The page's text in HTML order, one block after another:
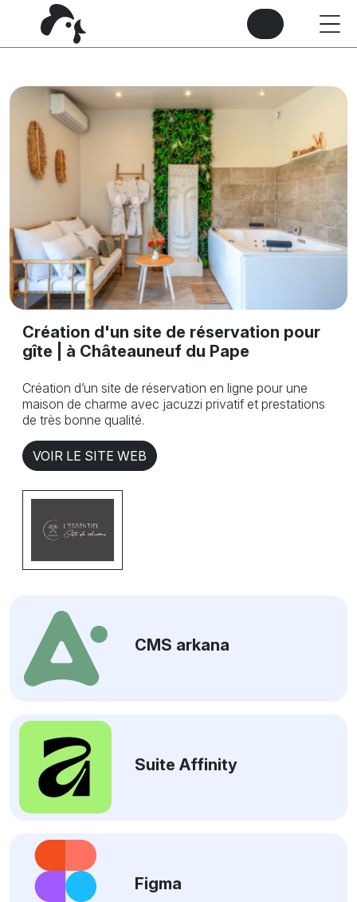
Création d'un site de réservation pour
gîte | à Châteauneuf du Pape
Création d’un site de réservation en ligne pour une
maison de charme avec jacuzzi privatif et prestations
de très bonne qualité.
VOIR LE SITE WEB
CMS arkana
Suite Affinity
Figma